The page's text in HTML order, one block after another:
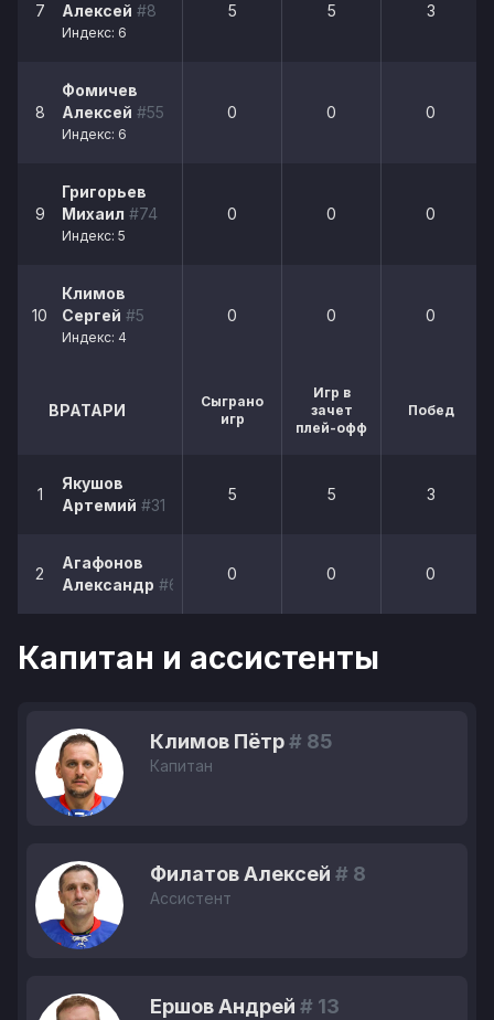
7
Алексей #8
Индекс: 6
5 5 3
8
Фомичев
Алексей #55
Индекс: 6
0 0 0
9
Григорьев
Михаил #74
Индекс: 5
0 0 0
10
Климов
Сергей #5
Индекс: 4
0 0 0
ВРАТАРИ
Сыграно
игр
Игр в
зачет
плей-офф
Побед
1
Якушов
Артемий #31
5 5 3
2
Агафонов
Александр #61
0 0 0
Капитан и ассистенты
Климов Пётр# 85
Капитан
Филатов Алексей # 8
Ассистент
Ершов Андрей # 13